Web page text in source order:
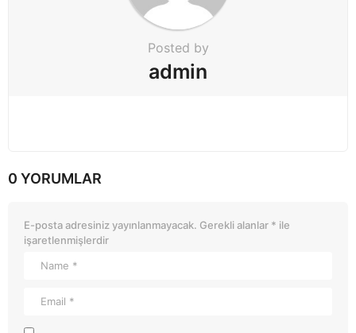
Posted by
admin
0 YORUMLAR
E-posta adresiniz yayınlanmayacak. Gerekli alanlar * ile
işaretlenmişlerdir